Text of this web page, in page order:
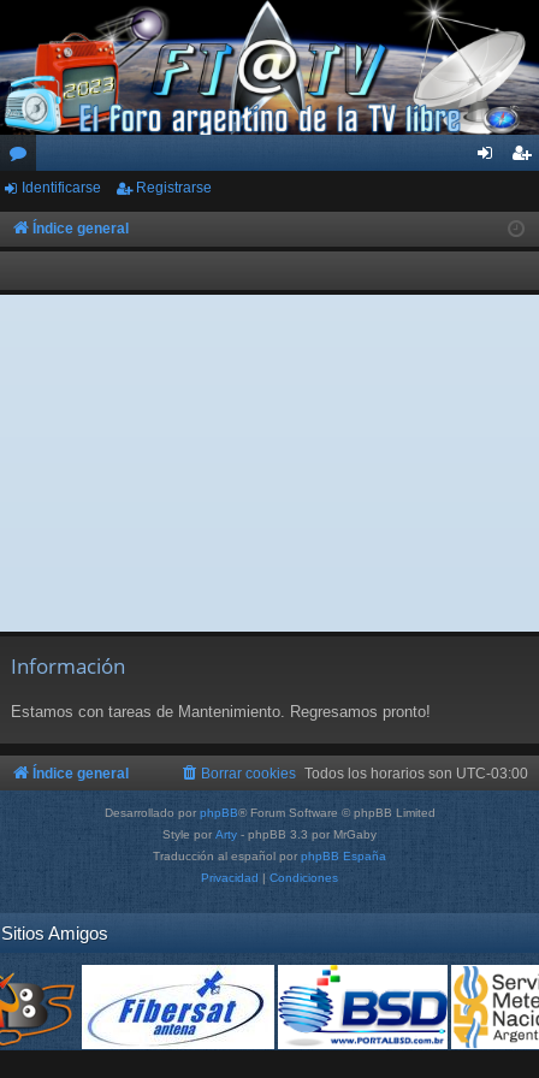
or
os
ar
ist
rs
Identificarse Registrarse
Índice general
Información
Estamos con tareas de Mantenimiento. Regresamos pronto!
Índice general Todos los horarios son UTC-03:00
Borrar cookies
Desarrollado por phpBB® Forum Software © phpBB Limited
Style por Arty - phpBB 3.3 por MrGaby
Traducción al español por phpBB España
Privacidad | Condiciones
Sitios Amigos